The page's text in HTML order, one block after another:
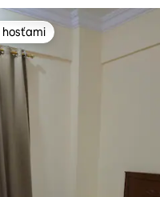
hosťami
hosťami